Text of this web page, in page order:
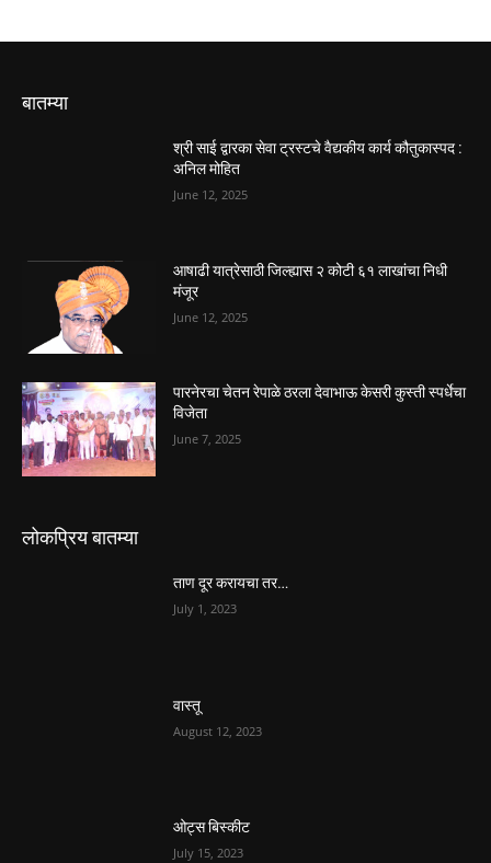
बातम्या
श्री साई द्वारका सेवा ट्रस्टचे वैद्यकीय कार्य कौतुकास्पद :
अनिल मोहित
June 12, 2025
आषाढी यात्रेसाठी जिल्ह्यास २ कोटी ६१ लाखांचा निधी
मंजूर
June 12, 2025
पारनेरचा चेतन रेपाळे ठरला देवाभाऊ केसरी कुस्ती स्पर्धेचा
विजेता
June 7, 2025
लोकप्रिय बातम्या
ताण दूर करायचा तर…
July 1, 2023
वास्तू
August 12, 2023
ओट्स बिस्कीट
July 15, 2023